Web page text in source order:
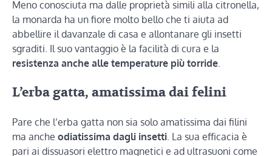
Meno conosciuta ma dalle proprietà simili alla citronella,
la monarda ha un fiore molto bello che ti aiuta ad
abbellire il davanzale di casa e allontanare gli insetti
sgraditi. Il suo vantaggio è la facilità di cura e la
resistenza anche alle temperature più torride.
L’erba gatta, amatissima dai felini
Pare che l’erba gatta non sia solo amatissima dai filini
ma anche odiatissima dagli insetti . La sua efficacia è
pari ai dissuasori elettro magnetici e ad ultrasuoni come